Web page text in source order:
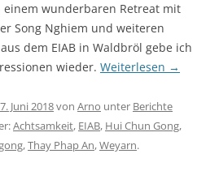
wunderbaren Retreat mit
Song Nghiem und weiteren
dem EIAB in Waldbröl gebe ich
wieder. Weiterlesen →
Juni 2018von Arno unter Berichte
Achtsamkeit, EIAB, Hui Chun Gong,
,Thay Phap An,Weyarn.